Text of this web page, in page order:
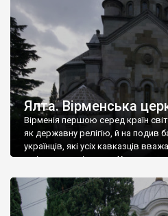
Ялта. Вірменська
Вірменія першою серед країн
як державну релігію, й на подив
українців, які усіх кавказців
є відданими вірянами Христа